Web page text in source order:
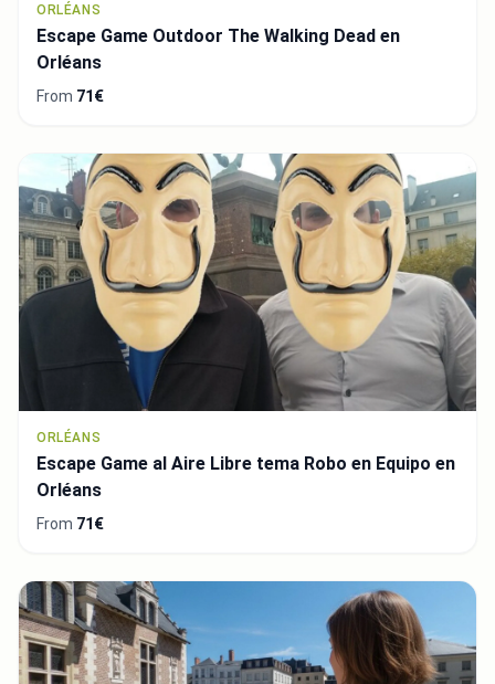
ORLÉANS
Escape Game Outdoor The Walking Dead en
Orléans
From 71€
ORLÉANS
Escape Game al Aire Libre tema Robo en Equipo en
Orléans
From 71€